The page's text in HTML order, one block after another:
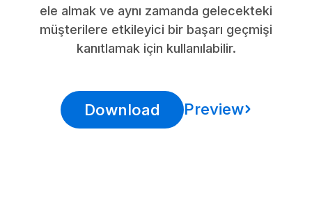
ele almak ve aynı zamanda gelecekteki
müşterilere etkileyici bir başarı geçmişi
kanıtlamak için kullanılabilir.
Download Preview